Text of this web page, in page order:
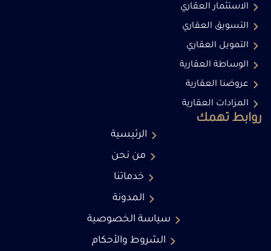
روابط تهمك
الرئيسية
من نحن
خدماتنا
المدونة
سياسة الخصوصية
الشروط والأحكام
الاستثمار العقاري
التسويق العقاري
التمويل العقاري
الوساطة العقارية
عروضنا العقارية
المزادات العقارية